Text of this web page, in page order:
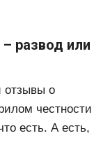
развод или
отзывы о
честности
есть. А есть,